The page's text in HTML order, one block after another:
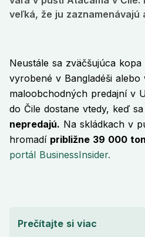
veľká, že ju zaznamenávajú
Neustále sa zväčšujúca
vyrobené v Bangladéši alebo
maloobchodných predajní v
do Čile dostane vtedy, keď sa
nepredajú. Na skládkach v
hromadí približne 39 000
portál BusinessInsider.
Prečítajte si viac